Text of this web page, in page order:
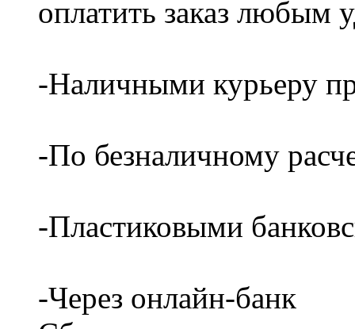
оплатить заказ любым
-Наличными курьеру
-По безналичному
-Пластиковыми
-Через онлайн-банк